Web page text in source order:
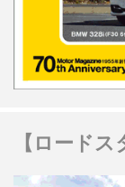
【ロード